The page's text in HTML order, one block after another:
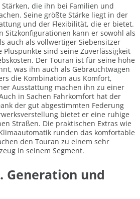
Stärken, die ihn bei Familien und
Seine größte Stärke liegt in der
und der Flexibilität, die er bietet.
Sitzkonfigurationen kann er sowohl als
auch als vollwertiger Siebensitzer
sind seine Zuverlässigkeit
Der Touran ist für seine hohe
was ihn auch als Gebrauchtwagen
die Kombination aus Komfort,
Ausstattung machen ihn zu einer
in Sachen Fahrkomfort hat der
der gut abgestimmten Federung
bietet er eine ruhige
Straßen. Die praktischen Extras wie
runden das komfortable
den Touran zu einem sehr
in seinem Segment.
Generation und